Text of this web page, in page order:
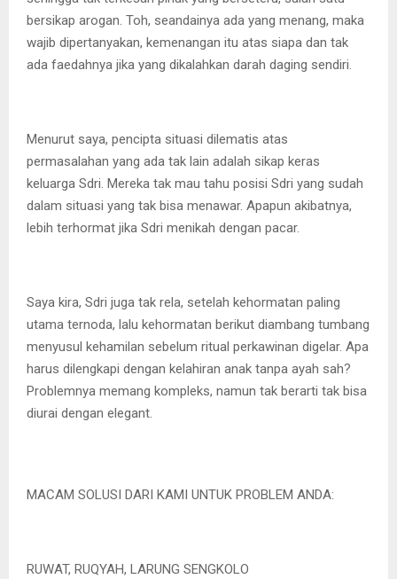
bersikap arogan. Toh, seandainya ada yang menang, maka
wajib dipertanyakan, kemenangan itu atas siapa dan tak
ada faedahnya jika yang dikalahkan darah daging sendiri.
Menurut saya, pencipta situasi dilematis atas
permasalahan yang ada tak lain adalah sikap keras
keluarga Sdri. Mereka tak mau tahu posisi Sdri yang sudah
dalam situasi yang tak bisa menawar. Apapun akibatnya,
lebih terhormat jika Sdri menikah dengan pacar.
Saya kira, Sdri juga tak rela, setelah kehormatan paling
utama ternoda, lalu kehormatan berikut diambang tumbang
menyusul kehamilan sebelum ritual perkawinan digelar. Apa
harus dilengkapi dengan kelahiran anak tanpa ayah sah?
Problemnya memang kompleks, namun tak berarti tak bisa
diurai dengan elegant.
MACAM SOLUSI DARI KAMI UNTUK PROBLEM ANDA:
RUWAT, RUQYAH, LARUNG SENGKOLO